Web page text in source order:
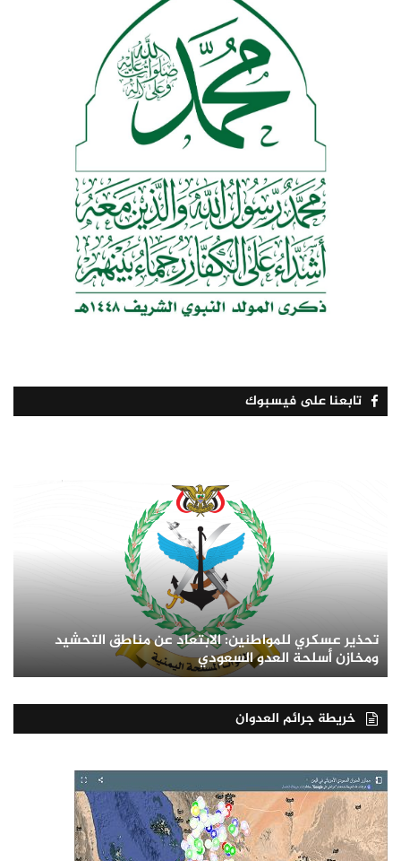
تابعنا على فيسبوك
تحذير عسكري للمواطنين: الابتعاد عن مناطق التحشيد
ومخازن أسلحة العدو السعودي
خريطة جرائم العدوان